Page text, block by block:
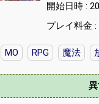
開始日時 :
プレイ料金
MO RPG 魔法